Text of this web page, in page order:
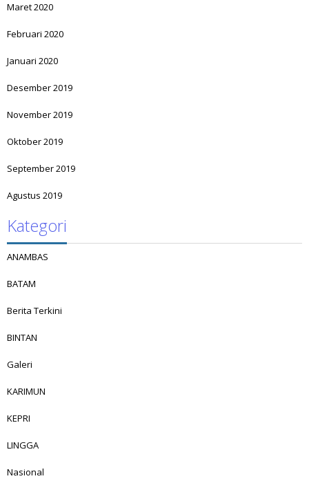
Maret 2020
Februari 2020
Januari 2020
Desember 2019
November 2019
Oktober 2019
September 2019
Agustus 2019
Kategori
ANAMBAS
BATAM
Berita Terkini
BINTAN
Galeri
KARIMUN
KEPRI
LINGGA
Nasional